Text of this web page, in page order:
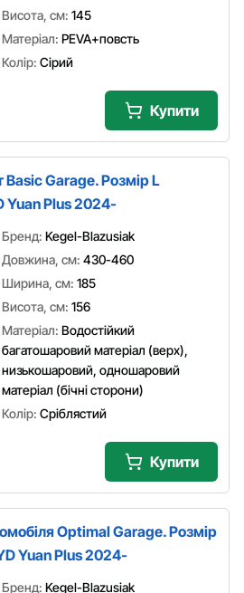
Висота, см: 145
Матеріал: PEVA+повсть
Колір: Сірий
Купити
Basic Garage. Розмір L
Yuan Plus 2024-
Бренд: Kegel-Blazusiak
Довжина, см: 430-460
Ширина, см: 185
Висота, см: 156
Матеріал: Водостійкий
багатошаровий матеріал (верх),
низькошаровий, одношаровий
матеріал (бічні сторони)
Колір: Сріблястий
Купити
Optimal Garage. Розмір
Yuan Plus 2024-
Бренд: Kegel-Blazusiak